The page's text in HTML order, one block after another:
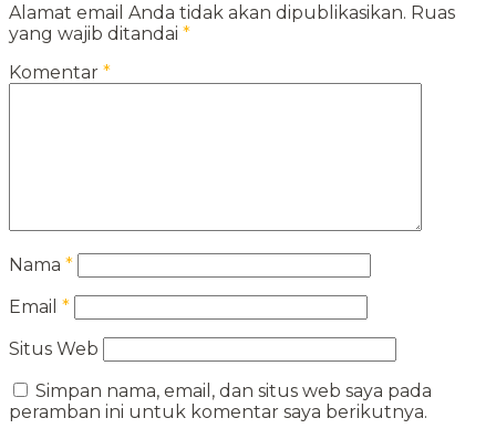
Alamat email Anda tidak akan dipublikasikan. Ruas
yang wajib ditandai *
Komentar *
Nama *
Email *
Situs Web
Simpan nama, email, dan situs web saya pada
peramban ini untuk komentar saya berikutnya.